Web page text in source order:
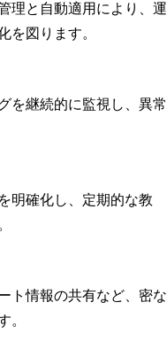
理と自動適用により、運
を図ります。
を継続的に監視し、異常
明確化し、定期的な教
ト情報の共有など、密な
。